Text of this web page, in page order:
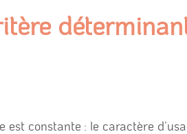
est constante : le caractère